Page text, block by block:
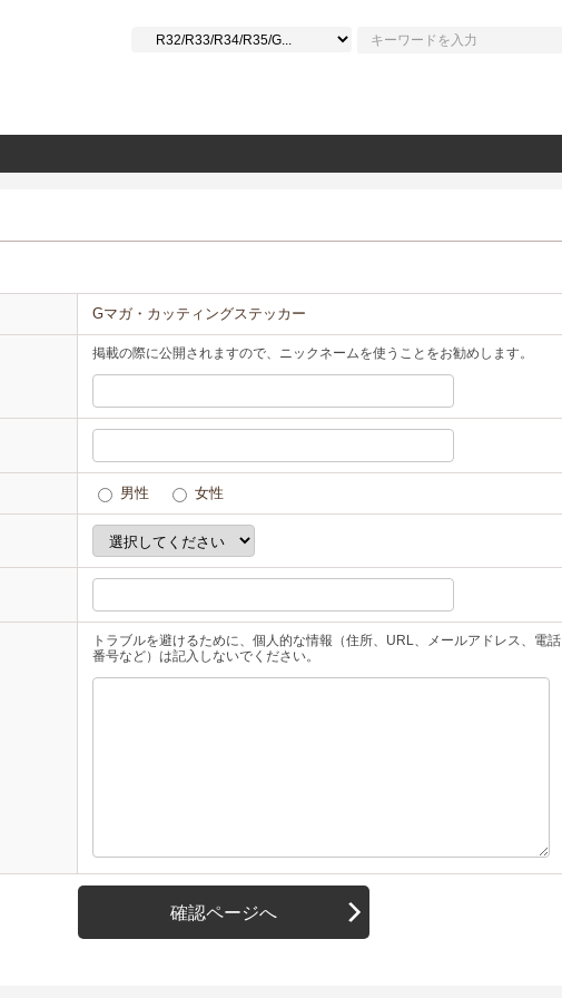
Gマガ・カッティングステッカー
掲載の際に公開されますので、ニックネームを使うことをお勧めします。
男性 女性
トラブルを避けるために、個人的な情報（住所、URL、メールアドレス、電話
番号など）は記入しないでください。
確認ページへ